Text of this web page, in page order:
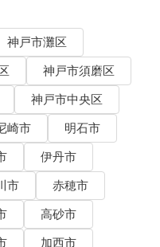
神戸市灘区
神戸市須磨区
神戸市中央区
崎市
明石市
伊丹市
市
赤穂市
高砂市
加西市